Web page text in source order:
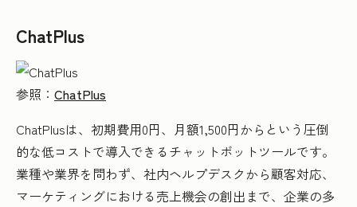
ChatPlus
参照： ChatPlus
ChatPlusは、初期費用0円、月額1,500円からという圧倒
的な低コストで導入できるチャットボットツールです。
業種や業界を問わず、社内ヘルプデスクから顧客対応、
マーケティングにおける売上機会の創出まで、企業の多